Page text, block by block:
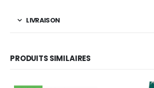
LIVRAISON
PRODUITS SIMILAIRES